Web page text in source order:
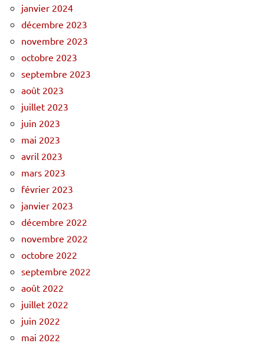
janvier 2024
décembre 2023
novembre 2023
octobre 2023
septembre 2023
août 2023
juillet 2023
juin 2023
mai 2023
avril 2023
mars 2023
février 2023
janvier 2023
décembre 2022
novembre 2022
octobre 2022
septembre 2022
août 2022
juillet 2022
juin 2022
mai 2022